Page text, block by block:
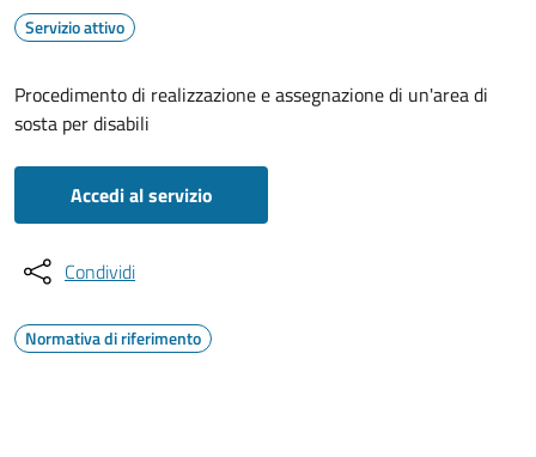
Servizio attivo
Procedimento di realizzazione e assegnazione di un'area di
sosta per disabili
Accedi al servizio
Condividi
Normativa di riferimento